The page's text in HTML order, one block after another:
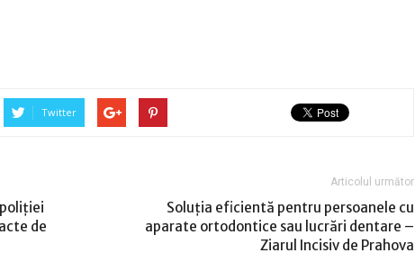
Twitter
de
Articolul următor
Soluția eficientă pentru persoanele cu
aparate ortodontice sau lucrări dentare –
Ziarul Incisiv de Prahova